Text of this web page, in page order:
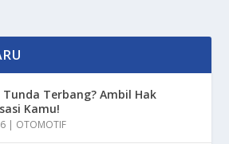
Tunda Terbang? Ambil Hak
Kamu!
| OTOMOTIF